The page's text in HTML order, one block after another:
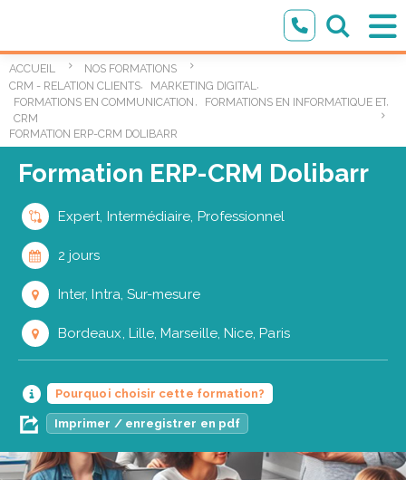
ACCUEIL
NOS FORMATIONS
CRM - RELATION CLIENTS, MARKETING DIGITAL ,
FORMATIONS EN COMMUNICATION ET MARKETING DIGITAL
FORMATIONS EN INFORMATIQUE ET
CRM
FORMATION ERP-CRM DOLIBARR
Formation ERP-CRM Dolibarr
Expert, Intermédiaire, Professionnel
2 jours
Inter, Intra, Sur-mesure
Bordeaux, Lille, Marseille, Nice, Paris
Pourquoi choisir cette formation?
Imprimer / enregistrer en pdf